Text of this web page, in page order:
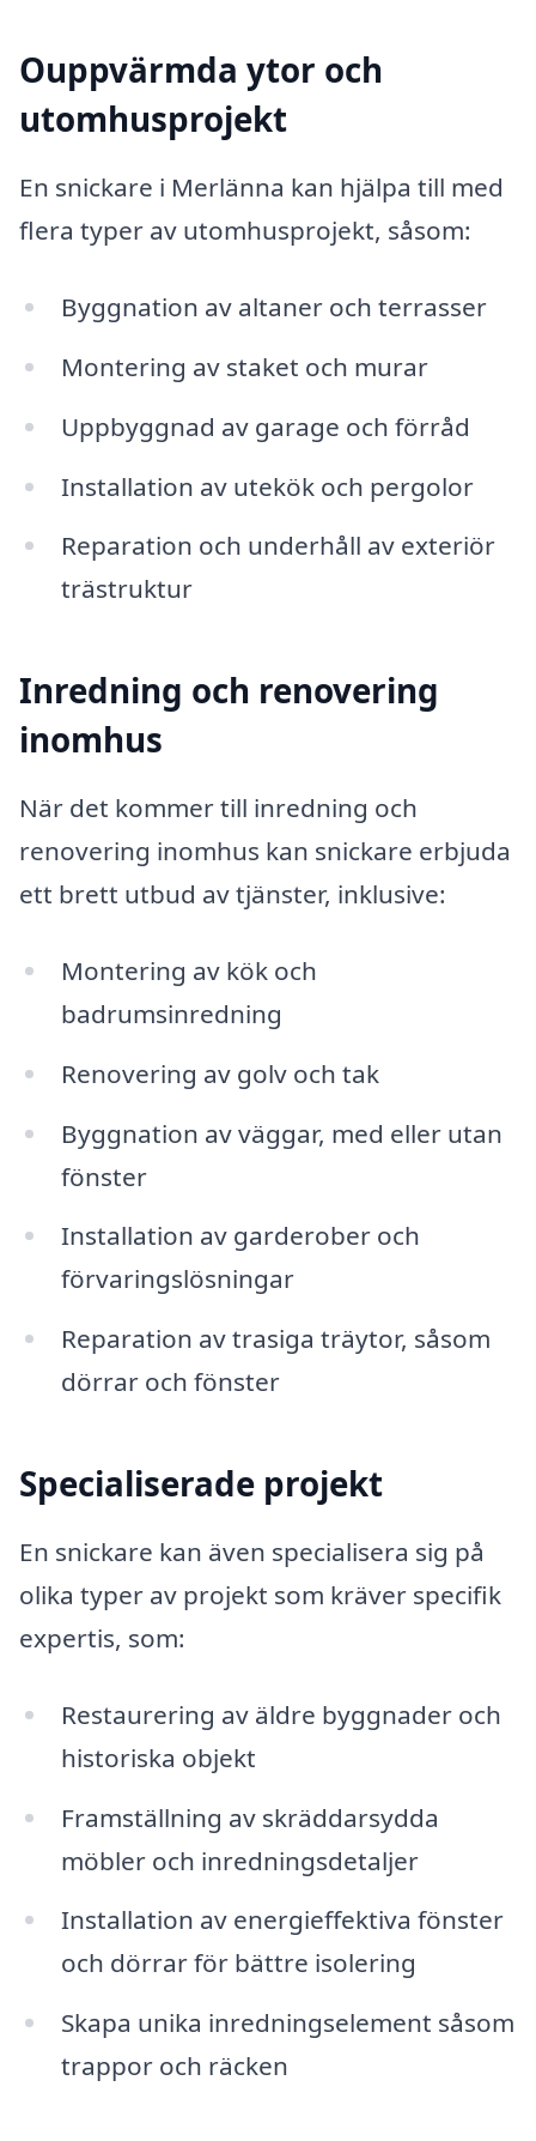
Ouppvärmda ytor och
utomhusprojekt
En snickare i Merlänna kan hjälpa till med
flera typer av utomhusprojekt, såsom:
Byggnation av altaner och terrasser
Montering av staket och murar
Uppbyggnad av garage och förråd
Installation av utekök och pergolor
Reparation och underhåll av exteriör
trästruktur
Inredning och renovering
inomhus
När det kommer till inredning och
renovering inomhus kan snickare erbjuda
ett brett utbud av tjänster, inklusive:
Montering av kök och
badrumsinredning
Renovering av golv och tak
Byggnation av väggar, med eller utan
fönster
Installation av garderober och
förvaringslösningar
Reparation av trasiga träytor, såsom
dörrar och fönster
Specialiserade projekt
En snickare kan även specialisera sig på
olika typer av projekt som kräver specifik
expertis, som:
Restaurering av äldre byggnader och
historiska objekt
Framställning av skräddarsydda
möbler och inredningsdetaljer
Installation av energieffektiva fönster
och dörrar för bättre isolering
Skapa unika inredningselement såsom
trappor och räcken